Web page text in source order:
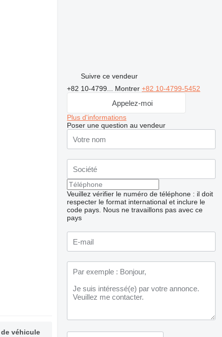
véhicule
Suivre ce vendeur
+82 10-4799... Montrer+82 10-4799-5452
Appelez-moi
Plus d'informations
Poser une question au vendeur
Veuillez vérifier le numéro de téléphone : il doit
respecter le format international et inclure le
code pays. Nous ne travaillons pas avec ce
pays